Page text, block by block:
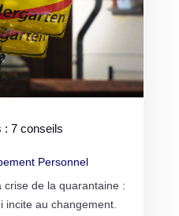
: 7 conseils
Personnel
crise de la quarantaine :
incite au changement.